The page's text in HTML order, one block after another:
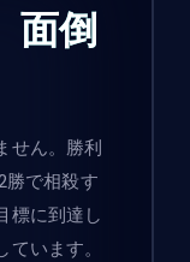
面倒
せん。勝利
勝で相殺す
標に到達し
います。